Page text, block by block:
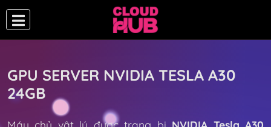
GPU SERVER NVIDIA TESLA A30
24GB